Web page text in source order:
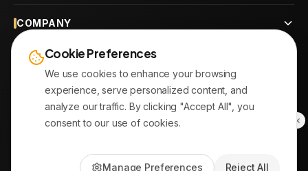
COMPANY
CONTACT
OUR BRANCHES
© 2026AYATonline.com
Cookie Preferences
We use cookies to enhance your browsing
experience, serve personalized content, and
analyze our traffic. By clicking "Accept All", you
consent to our use of cookies.
Manage Preferences Reject All